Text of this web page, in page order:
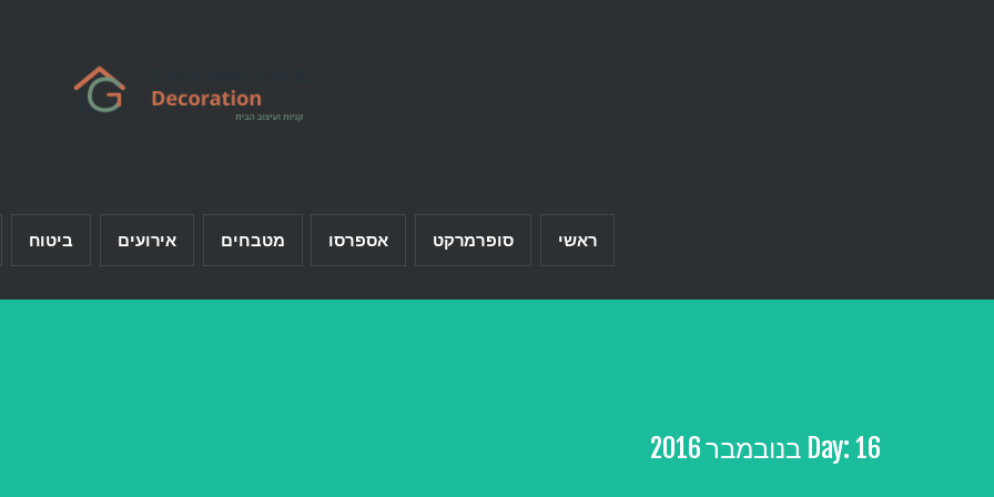
ראשי סופרמרקט אספרסו מטבחים אירועים ביטוח
Day:16 בנובמבר 2016